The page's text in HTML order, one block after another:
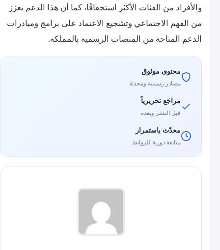
والأفراد من الفئات الأكثر استحقاقًا، كما أن هذا الدعم يعزز
من الفهم الاجتماعي وتشجيع الاعتماد على برامج ومبادرات
الدعم المتاحة من المنصات الرسمية بالمملكة.
محتوى موثوق
مصادر رسمية ومحدثة
مراجَع تحريرياً
قبل النشر وبعده
محدّث باستمرار
متابعة دورية للروابط